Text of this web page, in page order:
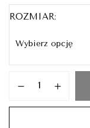
ROZMIAR